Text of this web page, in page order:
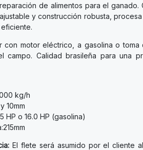
de alimentos para el
y construcción robusta,
con motor eléctrico, a gasolina o
campo. Calidad brasileña para una
kg/h
10mm
HP o 16.0 HP (gasolina)
El flete será asumido por el cliente